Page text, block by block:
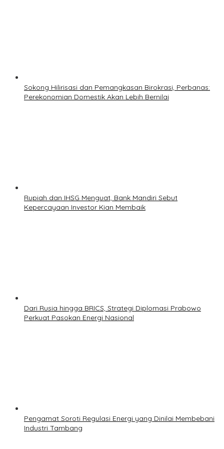
Sokong Hilirisasi dan Pemangkasan Birokrasi, Perbanas:
Perekonomian Domestik Akan Lebih Bernilai
Rupiah dan IHSG Menguat, Bank Mandiri Sebut
Kepercayaan Investor Kian Membaik
Dari Rusia hingga BRICS, Strategi Diplomasi Prabowo
Perkuat Pasokan Energi Nasional
Pengamat Soroti Regulasi Energi yang Dinilai Membebani
Industri Tambang